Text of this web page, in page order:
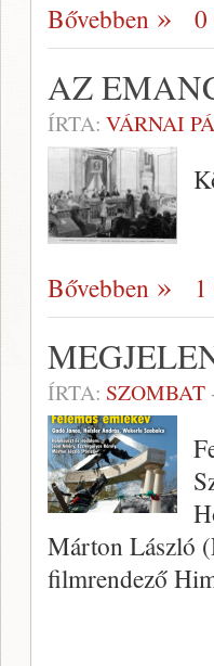
Bővebben 0
AZ
ÍRTA: VÁRNAI
Bővebben
ÍRTA: SZOMBAT
Márton László
filmrendező